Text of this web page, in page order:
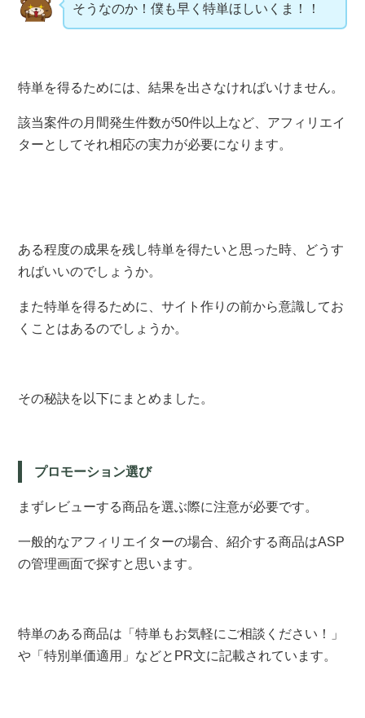
そうなのか！僕も早く特単ほしいくま！！
特単を得るためには、結果を出さなければいけません。
該当案件の月間発生件数が50件以上など、アフィリエイ
ターとしてそれ相応の実力が必要になります。
ある程度の成果を残し特単を得たいと思った時、どうす
ればいいのでしょうか。
また特単を得るために、サイト作りの前から意識してお
くことはあるのでしょうか。
その秘訣を以下にまとめました。
プロモーション選び
まずレビューする商品を選ぶ際に注意が必要です。
一般的なアフィリエイターの場合、紹介する商品はASP
の管理画面で探すと思います。
特単のある商品は「特単もお気軽にご相談ください！」
や「特別単価適用」などとPR文に記載されています。